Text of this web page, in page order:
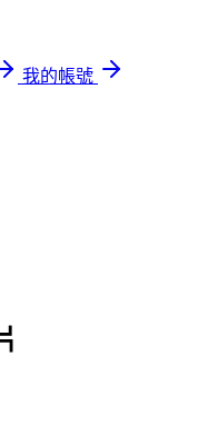
我的帳號